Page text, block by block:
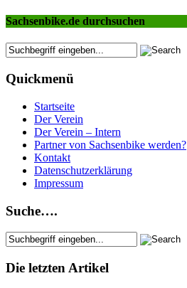
Sachsenbike.de durchsuchen
Quickmenü
Startseite
Der Verein
Der Verein – Intern
Partner von Sachsenbike werden?
Kontakt
Datenschutzerklärung
Impressum
Suche….
Die letzten Artikel